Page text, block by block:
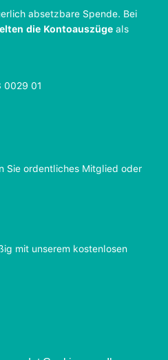
absetzbare Spende. Bei
die Kontoauszüge als
0029 01
Sie ordentliches Mitglied oder
mit unserem kostenlosen